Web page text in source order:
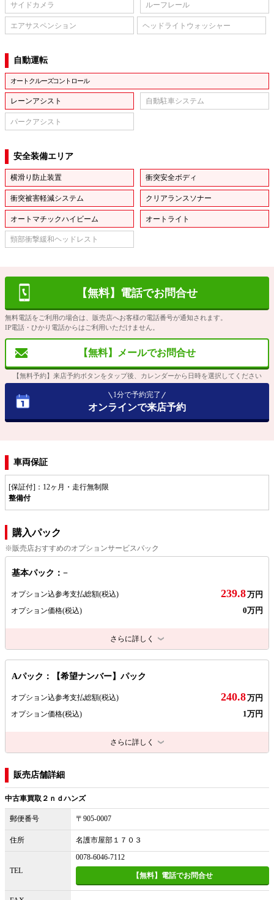
サイドカメラ ルーフレール
エアサスペンション ヘッドライトウォッシャー
自動運転
オートクルーズコントロール
レーンアシスト 自動駐車システム
パークアシスト
安全装備エリア
横滑り防止装置 衝突安全ボディ
衝突被害軽減システム クリアランスソナー
オートマチックハイビーム オートライト
頸部衝撃緩和ヘッドレスト
【無料】電話でお問合せ
無料電話をご利用の場合は、販売店へお客様の電話番号が通知されます。
IP電話・ひかり電話からはご利用いただけません。
【無料】メールでお問合せ
【無料予約】来店予約ボタンをタップ後、カレンダーから日時を選択してください
1分で予約完了
オンラインで来店予約
車両保証
[保証付]：12ヶ月・走行無制限
整備付
購入パック
※販売店おすすめのオプションサービスパック
基本パック：−
オプション込参考支払総額(税込) 239.8万円
オプション価格(税込) 0万円
さらに詳しく
Aパック：【希望ナンバー】パック
オプション込参考支払総額(税込) 240.8万円
オプション価格(税込) 1万円
さらに詳しく
販売店舗詳細
中古車買取２ｎｄハンズ
郵便番号 〒905-0007
住所 名護市屋部１７０３
TEL
0078-6046-7112
【無料】電話でお問合せ